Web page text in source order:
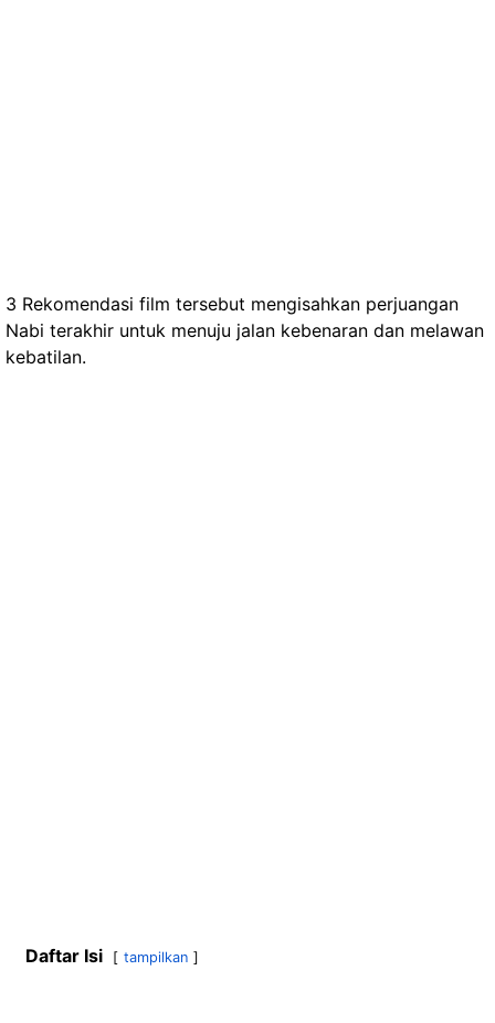
3 Rekomendasi film tersebut mengisahkan perjuangan
Nabi terakhir untuk menuju jalan kebenaran dan melawan
kebatilan.
Daftar Isi tampilkan